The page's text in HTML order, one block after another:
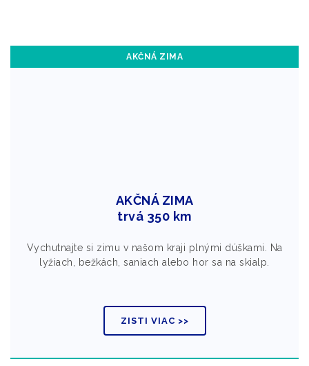
AKČNÁ ZIMA
AKČNÁ ZIMA
trvá 350 km
Vychutnajte si zimu v našom kraji plnými dúškami. Na
lyžiach, bežkách, saniach alebo hor sa na skialp.
ZISTI VIAC >>